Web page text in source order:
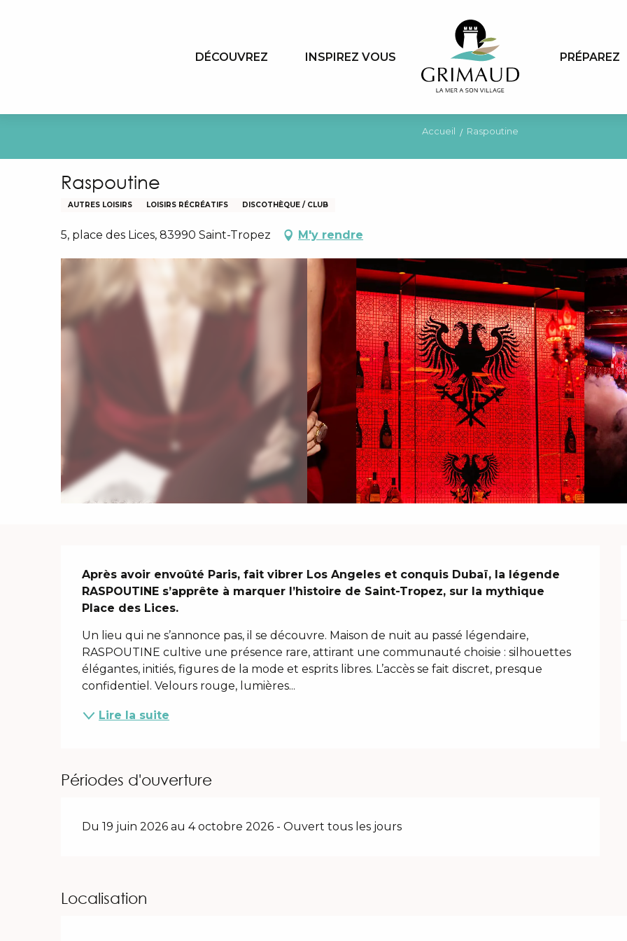
DÉCOUVREZ INSPIREZ VOUS PRÉPAREZ
Accueil Raspoutine
Raspoutine
AUTRES LOISIRS LOISIRS RÉCRÉATIFS DISCOTHÈQUE / CLUB
5, place des Lices, 83990 Saint-Tropez M'y rendre
Description
Après avoir envoûté Paris, fait vibrer Los Angeles et conquis Dubaï, la légende
RASPOUTINE s’apprête à marquer l’histoire de Saint-Tropez, sur la mythique
Place des Lices.
Un lieu qui ne s’annonce pas, il se découvre. Maison de nuit au passé légendaire,
RASPOUTINE cultive une présence rare, attirant une communauté choisie : silhouettes
élégantes, initiés, figures de la mode et esprits libres. L’accès se fait discret, presque
confidentiel. Velours rouge, lumières...
Lire la suite
Périodes d'ouverture
Du 19 juin 2026 au 4 octobre 2026 - Ouvert tous les jours
Localisation